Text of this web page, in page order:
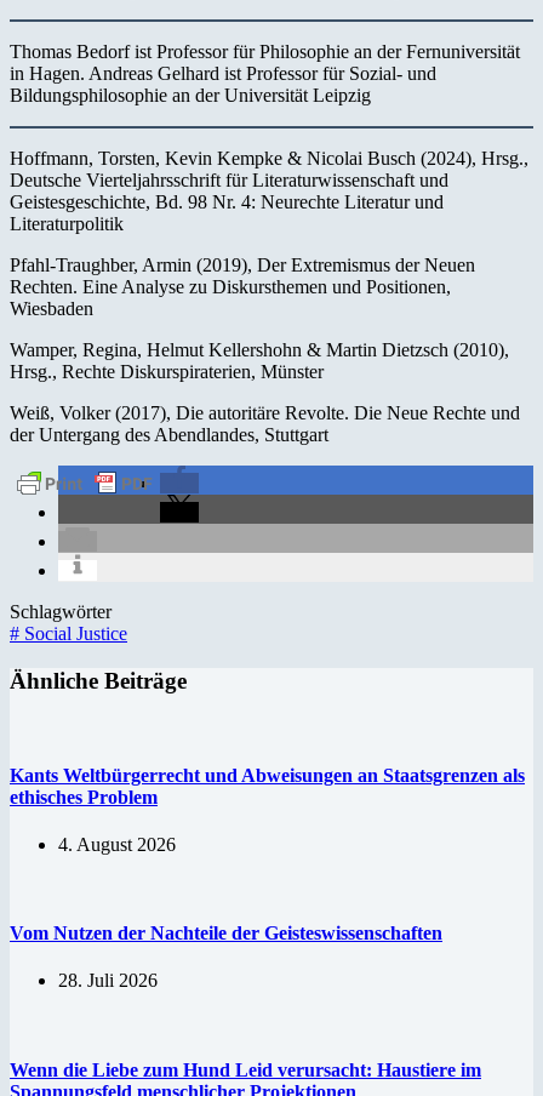
Thomas Bedorf ist Professor für Philosophie an der Fernuniversität
in Hagen. Andreas Gelhard ist Professor für Sozial- und
Bildungsphilosophie an der Universität Leipzig
Hoffmann, Torsten, Kevin Kempke & Nicolai Busch (2024), Hrsg.,
Deutsche Vierteljahrsschrift für Literaturwissenschaft und
Geistesgeschichte, Bd. 98 Nr. 4: Neurechte Literatur und
Literaturpolitik
Pfahl-Traughber, Armin (2019), Der Extremismus der Neuen
Rechten. Eine Analyse zu Diskursthemen und Positionen,
Wiesbaden
Wamper, Regina, Helmut Kellershohn & Martin Dietzsch (2010),
Hrsg., Rechte Diskurspiraterien, Münster
Weiß, Volker (2017), Die autoritäre Revolte. Die Neue Rechte und
der Untergang des Abendlandes, Stuttgart
Schlagwörter
# Social Justice
Ähnliche Beiträge
Kants Weltbürgerrecht und Abweisungen an Staatsgrenzen als
ethisches Problem
4. August 2026
Vom Nutzen der Nachteile der Geisteswissenschaften
28. Juli 2026
Wenn die Liebe zum Hund Leid verursacht: Haustiere im
Spannungsfeld menschlicher Projektionen